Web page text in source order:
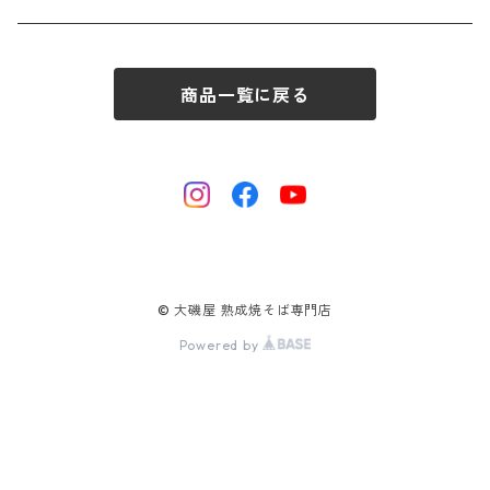
商品一覧に戻る
© 大磯屋 熟成焼そば専門店
Powered by